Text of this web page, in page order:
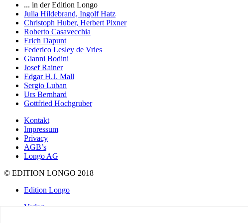
... in der Edition Longo
Julia Hildebrand, Ingolf Hatz
Christoph Huber, Herbert Pixner
Roberto Casavecchia
Erich Dapunt
Federico Lesley de Vries
Gianni Bodini
Josef Rainer
Edgar H.J. Mall
Sergio Luban
Urs Bernhard
Gottfried Hochgruber
Kontakt
Impressum
Privacy
AGB’s
Longo AG
© EDITION LONGO 2018
Edition Longo
Verlag